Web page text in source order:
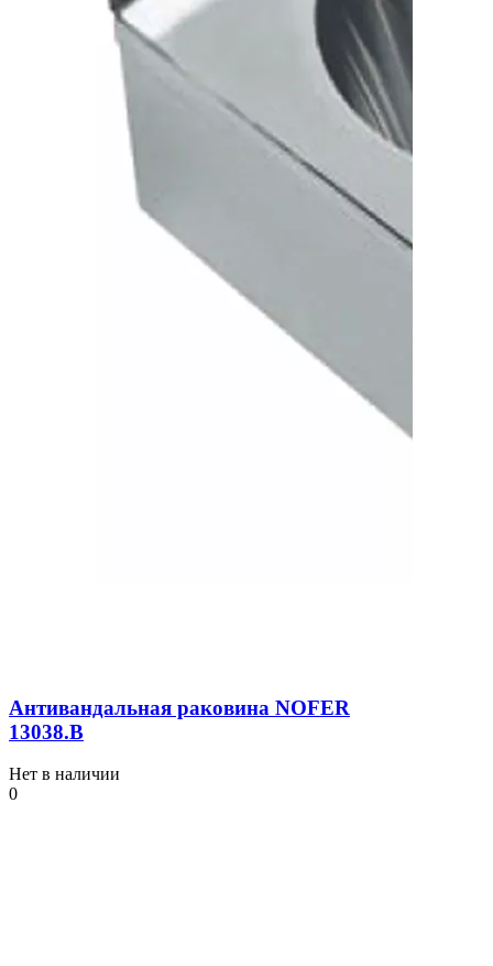
Антивандальная раковина NOFER
13038.В
Нет в наличии
0